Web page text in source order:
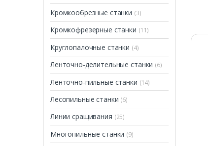
Кромкообрезные станки (3)
Кромкофрезерные станки (11)
Круглопалочные станки (4)
Ленточно-делительные станки (6)
Ленточно-пильные станки (14)
Лесопильные станки (6)
Линии сращивания (25)
Многопильные станки (9)